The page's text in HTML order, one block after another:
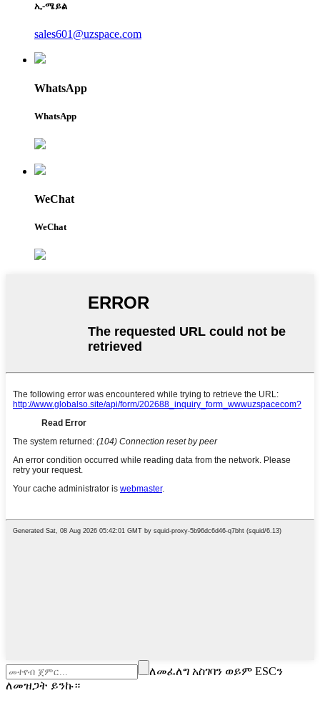
ኢ-ሜይል
sales601@uzspace.com
WhatsApp
WhatsApp
WeChat
WeChat
ለመፈለግ አስገባን ወይም ESCን
ለመዝጋት ይንኩ።